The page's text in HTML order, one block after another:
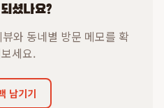
셨나요?
와 동네별 방문 메모를 확
세요.
남기기